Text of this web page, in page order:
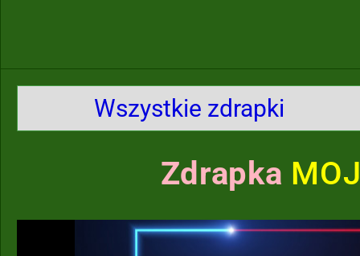
Wszystkie zdrapki
Zdrapka